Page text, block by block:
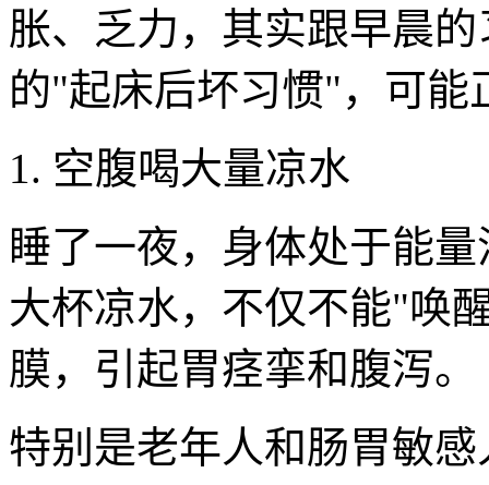
胀、乏力，其实跟早晨
的"起床后坏习惯"，可能
1. 空腹喝大量凉水
睡了一夜，身体处于能
大杯凉水，不仅不能"唤
膜，引起胃痉挛和腹泻。
特别是老年人和肠胃敏